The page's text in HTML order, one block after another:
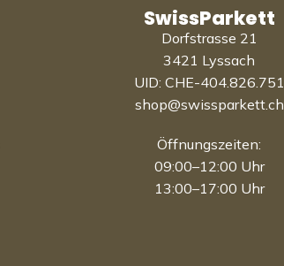
SwissParkett
Dorfstrasse 21
3421 Lyssach
UID: CHE-404.826.751
shop@swissparkett.ch
Öffnungszeiten:
09:00–12:00 Uhr
13:00–17:00 Uhr